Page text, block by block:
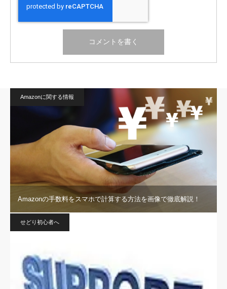
Amazonに関する情報
Amazonの手数料をスマホで計算する方法を画像で徹底解説！
せどり初心者へ